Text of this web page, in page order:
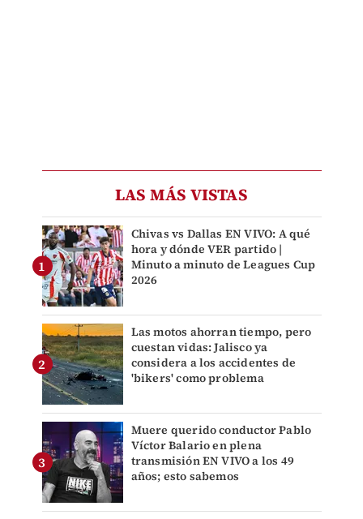
LAS MÁS VISTAS
Chivas vs Dallas EN VIVO: A qué
hora y dónde VER partido |
Minuto a minuto de Leagues Cup
2026
Las motos ahorran tiempo, pero
cuestan vidas: Jalisco ya
considera a los accidentes de
'bikers' como problema
Muere querido conductor Pablo
Víctor Balario en plena
transmisión EN VIVO a los 49
años; esto sabemos